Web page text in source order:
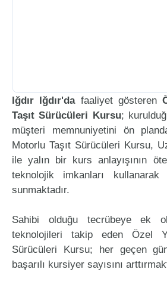
Iğdır Iğdır'dafaaliyet gösteren
Taşıt Sürücüleri Kursu;
müşteri memnuniyetini ön
Motorlu Taşıt Sürücüleri Kursu,
ile yalın bir kurs anlayışının
teknolojik imkanları
sunmaktadır.
Sahibi olduğu tecrübeye ek
teknolojileri takip eden Özel
Sürücüleri Kursu; her geçen
başarılı kursiyer sayısını